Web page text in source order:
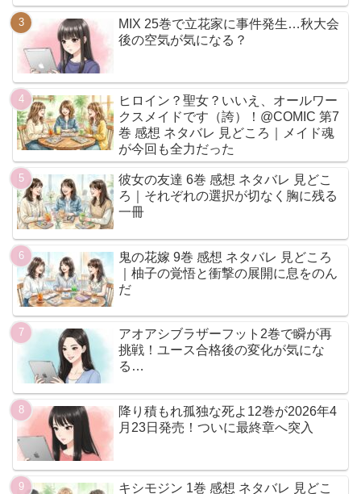
MIX 25巻で立花家に事件発生…秋大会
後の空気が気になる？
ヒロイン？聖女？いいえ、オールワー
クスメイドです（誇）！@COMIC 第7
巻 感想 ネタバレ 見どころ｜メイド魂
が今回も全力だった
彼女の友達 6巻 感想 ネタバレ 見どこ
ろ｜それぞれの選択が切なく胸に残る
一冊
鬼の花嫁 9巻 感想 ネタバレ 見どころ
｜柚子の覚悟と衝撃の展開に息をのん
だ
アオアシブラザーフット2巻で瞬が再
挑戦！ユース合格後の変化が気にな
る…
降り積もれ孤独な死よ12巻が2026年4
月23日発売！ついに最終章へ突入
キシモジン 1巻 感想 ネタバレ 見どこ